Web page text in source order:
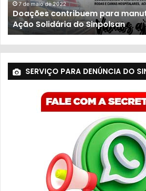
de 2022
contribuem para manutenção
Solidária do Sinpolsan
SERVIÇO PARA DENÚNCIA DO